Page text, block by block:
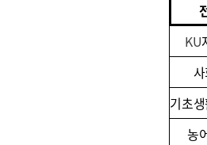
KU
기초
농